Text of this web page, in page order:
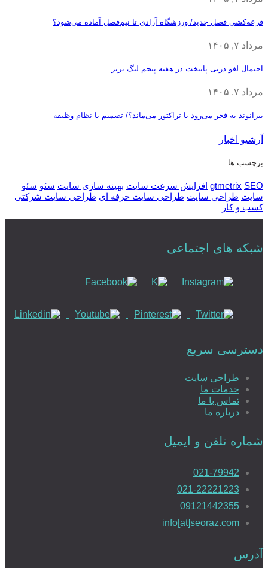
قرعه‎‌کشی فصل جدید/ ورزشگاه آزادی تا نیم‌فصل آماده می‌شود؟
مرداد ۷, ۱۴۰۵
احتمال لغو دربی پایتخت در هفته پنجم لیگ برتر
مرداد ۷, ۱۴۰۵
بیرانوند به فجر می‌رود یا تراکتور می‌ماند؟/ تصمیم با نظام وظیفه
آرشیو اخبار
برچسب ها
gtmetrix SEO افزایش سرعت سایت بهینه سازی سایت سئو سئو
سایت طراحی سایت طراحی سایت حرفه ای طراحی سایت شرکتی
کسب و کار
شبکه های اجتماعی
دسترسی سریع
طراحی سایت
خدمات ما
تماس با ما
درباره ما
شماره تلفن و ایمیل
021-79942
021-22221223
09121442355
info[at]seoraz.com
آدرس